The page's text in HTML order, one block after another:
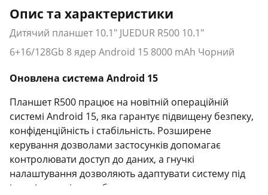
Опис та характеристики
Дитячий планшет 10.1" JUEDUR R500 10.1"
6+16/128Gb 8 ядер Android 15 8000 mAh Чорний
Оновлена система Android 15
Планшет R500 працює на новітній операційній
системі Android 15, яка гарантує підвищену безпеку,
конфіденційність і стабільність. Розширене
керування дозволами застосунків допомагає
контролювати доступ до даних, а гнучкі
налаштування дозволяють адаптувати систему під
індивідуальні потреби користувача.